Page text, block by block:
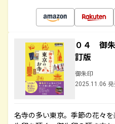
０４ 御
訂版
御朱印
2025.11.06
名寺の多い東京。季節の花々